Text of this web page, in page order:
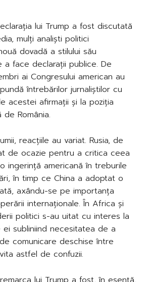
lui Trump a fost discutată
mulți analiști politici
dovadă a stilului său
a face declarații publice. De
ai Congresului american au
întrebărilor jurnaliștilor cu
acestei afirmații și la poziția
România.
reacțiile au variat. Rusia, de
de ocazie pentru a critica ceea
ingerință americană în treburile
în timp ce China a adoptat o
axându-se pe importanța
internaționale. În Africa și
politici s-au uitat cu interes la
ei subliniind necesitatea de a
comunicare deschise între
astfel de confuzii.